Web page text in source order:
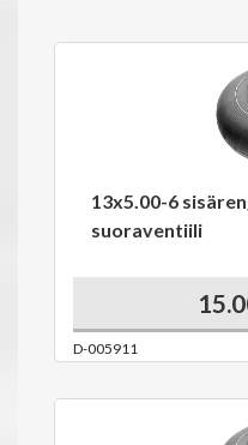
13x5.00-6
suoraventiili
D-005911